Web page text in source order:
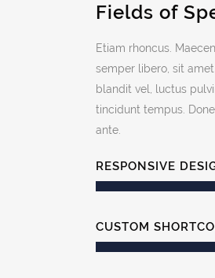
Fields of
Etiam rhoncus.
semper libero, sit
blandit vel, luctus
tincidunt tempus.
ante.
RESPONSIVE
CUSTOM